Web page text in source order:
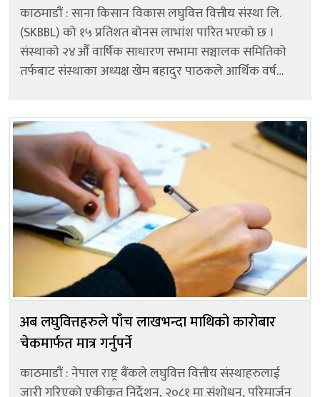
काठमाडौं : साना किसान विकास लघुवित्त वित्तीय संस्था लि.
(SKBBL) को १५ प्रतिशत बोनस लाभांश पारित भएको छ ।
संस्थाको २४औँ वार्षिक साधारण सभामा सञ्चालक समितिको
तर्फबाट संस्थाका अध्यक्ष खेम बहादुर पाठकले आर्थिक वर्ष
अब लघुवित्तहरुले पाँच लाखभन्दा माथिको कारोबार
चेकमार्फत मात्र गर्नुपर्ने
काठमाडौं : नेपाल राष्ट्र बैंकले लघुवित्त वित्तीय संस्थाहरुलाई
जारी गरिएको एकीकृत निर्देशन, २०८१ मा संशोधन, परिमार्जन